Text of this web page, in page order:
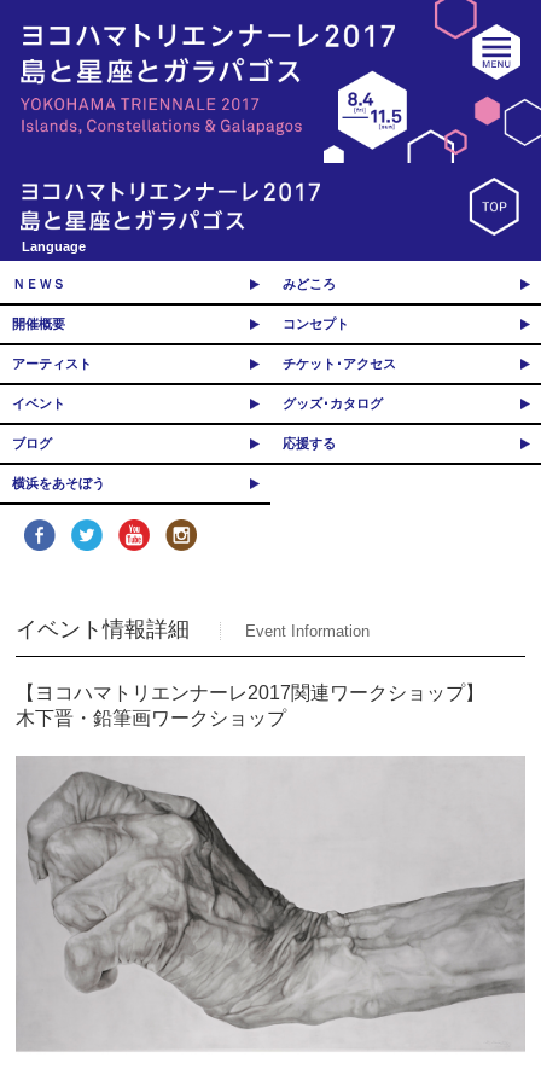
Language
ＮＥＷＳ みどころ
開催概要 コンセプト
アーティスト チケット･アクセス
イベント グッズ･カタログ
ブログ 応援する
横浜をあそぼう
イベント情報詳細 Event Information
【ヨコハマトリエンナーレ2017関連ワークショップ】
木下晋・鉛筆画ワークショップ